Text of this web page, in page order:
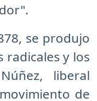
se produjo
radicales y los
liberal
de